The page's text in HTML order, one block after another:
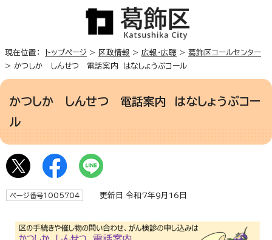
現在位置： トップページ > 区政情報 > 広報・広聴 > 葛飾区コールセンター
> かつしか しんせつ 電話案内 はなしょうぶコール
かつしか しんせつ 電話案内 はなしょうぶコー
ル
ページ番号1005704 更新日 令和7年9月16日